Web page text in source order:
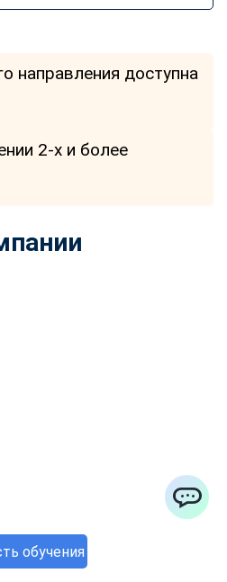
обучения
направления доступна
2-х и более